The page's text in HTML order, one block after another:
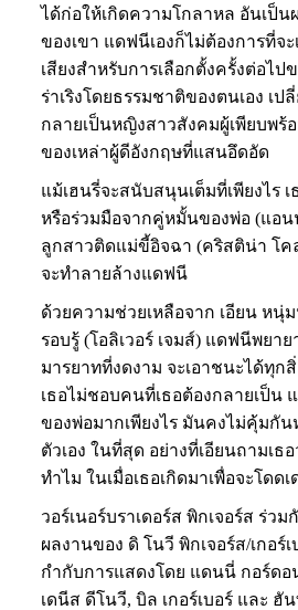
ได้ก่อให้เกิดความโกลาหล อันเป็น
ของเขา แดฟนีเองก็ไม่ต้องการที่จ
เสียงสำหรับการเลือกตั้งครั้งต่อไป
ร่าเริงโดยธรรมชาติของตนเอง เ
กลายเป็นหญิงสาวสังคมผู้เพียบพ
ของเหล่าผู้ดีอังกฤษที่แสนอึดอัด
แม้เฮนรี่จะสนับสนุนเต็มที่เพียงไร
หรือร่วมมือจากคู่หมั้นของพ่อ (แอน
ลูกสาวติดแม่ขี้อิจฉา (คริสติน่า โค
จะทำลายล้างแดฟนี
ด้วยความช่วยเหลือจาก เอียน หนุ่
รอบรู้ (โอลิเวอร์ เจมส์) แดฟนีพยา
มารยาทที่งดงาม จะเอาชนะได้ทุ
เธอไม่ชอบคนที่เธอต้องกลายเป็น
ของพ่อมากเพียงไร มันคงไม่คุ้มกัน
ตัวเอง ในที่สุด อย่างที่เอียนถามเธ
ทำไม ในเมื่อเธอเกิดมาเพื่อจะโดดเ
วอร์เนอร์บราเดอร์ส พิกเจอร์ส ร่ว
ผลงานของ ดิ โนวี พิกเจอร์ส/เกอร์
กำกับการแสดงโดย แดนนี่ กอร์ดอ
เดนีส ดีโนวี, บิล เกอร์เบอร์ และ ฮั